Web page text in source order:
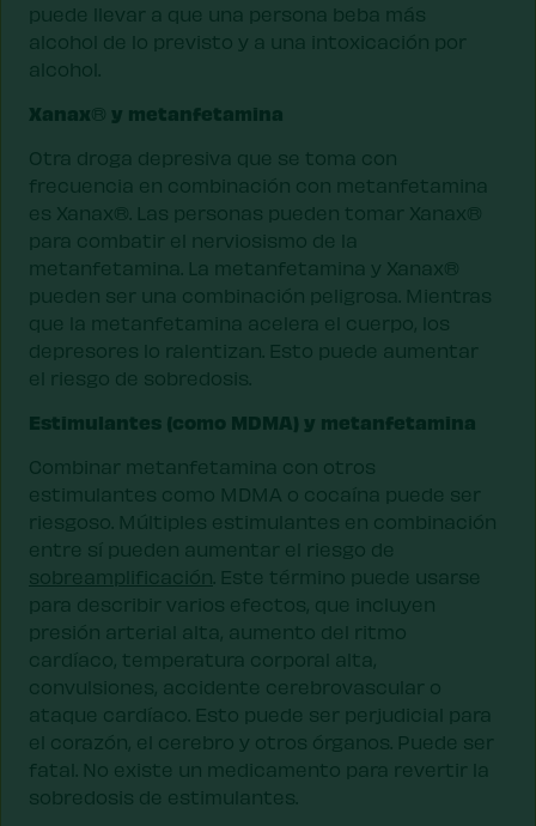
puede llevar a que una persona beba más
alcohol de lo previsto y a una intoxicación por
alcohol.
Xanax ® y metanfetamina
Otra droga depresiva que se toma con
frecuencia en combinación con metanfetamina
es Xanax®. Las personas pueden tomar Xanax®
para combatir el nerviosismo de la
metanfetamina. La metanfetamina y Xanax®
pueden ser una combinación peligrosa. Mientras
que la metanfetamina acelera el cuerpo, los
depresores lo ralentizan. Esto puede aumentar
el riesgo de sobredosis.
Estimulantes (como MDMA) y metanfetamina
Combinar metanfetamina con otros
estimulantes como MDMA o cocaína puede ser
riesgoso. Múltiples estimulantes en combinación
entre sí pueden aumentar el riesgo de
sobreamplificación. Este término puede usarse
para describir varios efectos, que incluyen
presión arterial alta, aumento del ritmo
cardíaco, temperatura corporal alta,
convulsiones, accidente cerebrovascular o
ataque cardíaco. Esto puede ser perjudicial para
el corazón, el cerebro y otros órganos. Puede ser
fatal. No existe un medicamento para revertir la
sobredosis de estimulantes.